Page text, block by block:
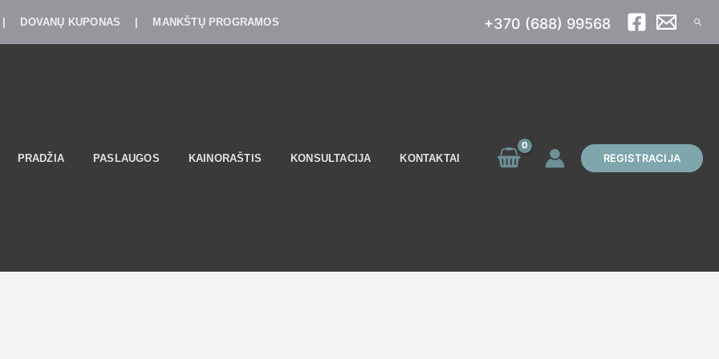
| DOVANŲ KUPONAS | MANKŠTŲ PROGRAMOS +370 (688) 99568
PRADŽIA PASLAUGOS KAINORAŠTIS KONSULTACIJA KONTAKTAI REGISTRACIJA